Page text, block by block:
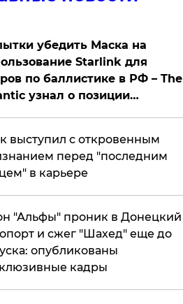
убедить Маска на
Starlink для
по баллистике в РФ – The
узнал о позиции
выступил с откровенным
перед "последним
в карьере
"Альфы" проник в Донецкий
и сжег "Шахед" еще до
опубликованы
кадры